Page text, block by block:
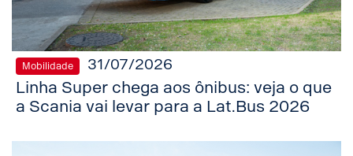
Mobilidade 31/07/2026
Linha Super chega aos ônibus: veja o que
a Scania vai levar para a Lat.Bus 2026